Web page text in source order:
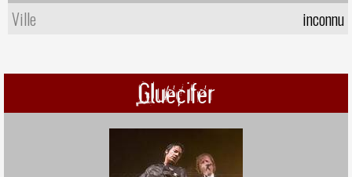
Ville
inconnu
Gluecifer